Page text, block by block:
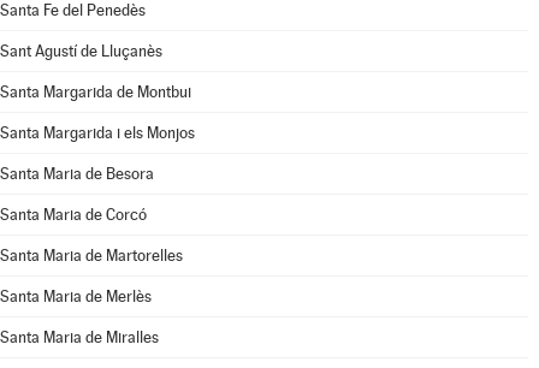
Santa Fe del Penedès
Sant Agustí de Lluçanès
Santa Margarida de Montbui
Santa Margarida i els Monjos
Santa Maria de Besora
Santa Maria de Corcó
Santa Maria de Martorelles
Santa Maria de Merlès
Santa Maria de Miralles